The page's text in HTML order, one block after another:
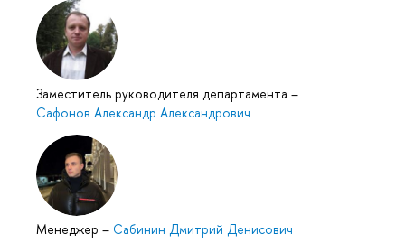
Заместитель руководителя департамента –
Сафонов Александр Александрович
Менеджер – Сабинин Дмитрий Денисович